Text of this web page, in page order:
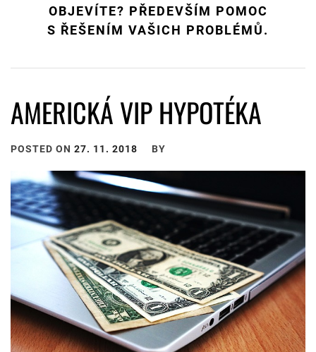
OBJEVÍTE? PŘEDEVŠÍM POMOC
S ŘEŠENÍM VAŠICH PROBLÉMŮ.
AMERICKÁ VIP HYPOTÉKA
POSTED ON 27. 11. 2018 BY